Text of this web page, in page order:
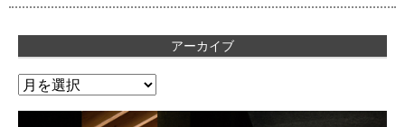
アーカイブ
ア